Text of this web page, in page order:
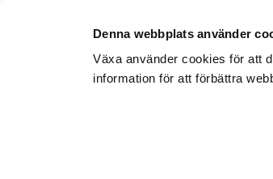
Denna webbplats använder
Växa använder cookies för att
information för att förbättra